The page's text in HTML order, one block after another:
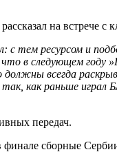
на встрече с
с тем ресурсом и
в следующем
всегда
как раньше играл
передач.
финале сборные